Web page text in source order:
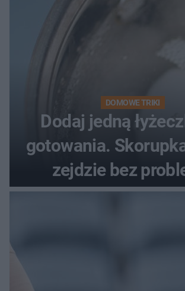
DOMOWE TRIKI
Dodaj jedną
gotowania.
zejdzie bez